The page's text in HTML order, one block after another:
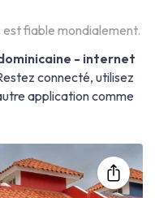
fiable mondialement.
- internet
connecté, utilisez
application comme